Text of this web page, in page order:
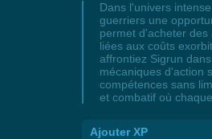
Dans l'univers
guerriers une
permet d'acheter
liées aux coûts
affrontiez Sigrun
mécaniques d'action
compétences sans
et combatif où
Ajouter XP